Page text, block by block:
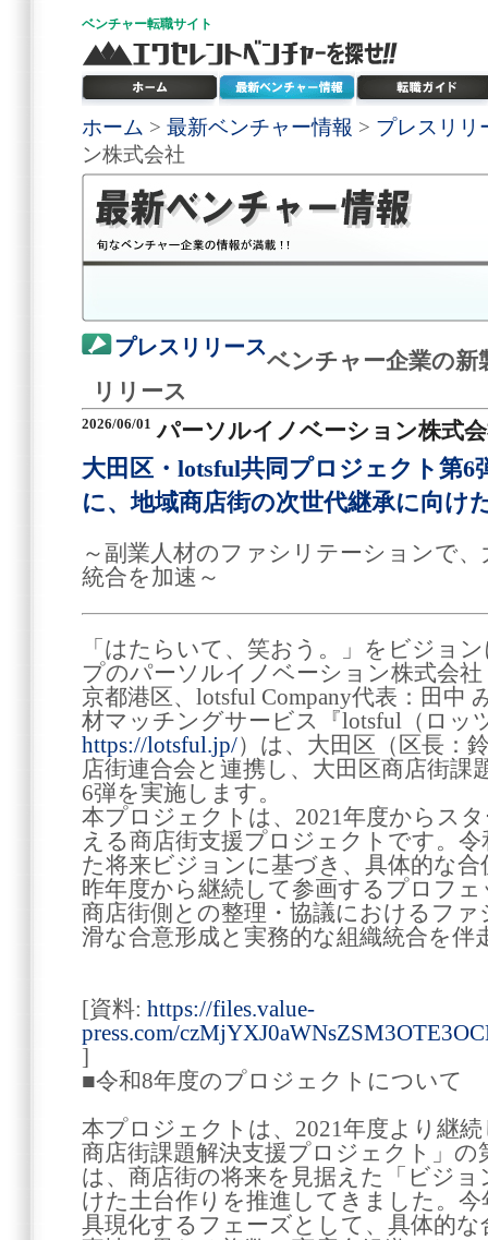
ベンチャー転職サイト
ホーム > 最新ベンチャー情報 > プレスリリ
ン株式会社
プレスリリース
ベンチャー企業の新
リリース
2026/06/01 パーソルイノベーション株式
大田区・lotsful共同プロジェクト第
に、地域商店街の次世代継承に向け
～副業人材のファシリテーションで
統合を加速～
「はたらいて、笑おう。」をビジョ
プのパーソルイノベーション株式会社
京都港区、lotsful Company代表：田中
材マッチングサービス『lotsful（ロッ
https://lotsful.jp/）は、大田区（区長：
店街連合会と連携し、大田区商店街課
6弾を実施します。
本プロジェクトは、2021年度からス
える商店街支援プロジェクトです。
た将来ビジョンに基づき、具体的な
昨年度から継続して参画するプロフ
商店街側との整理・協議におけるフ
滑な合意形成と実務的な組織統合を伴
[資料: https://files.value-
press.com/
]
■令和8年度のプロジェクトについて
本プロジェクトは、2021年度より継
商店街課題解決支援プロジェクト」
は、商店街の将来を見据えた「ビジ
けた土台作りを推進してきました。
具現化するフェーズとして、具体的